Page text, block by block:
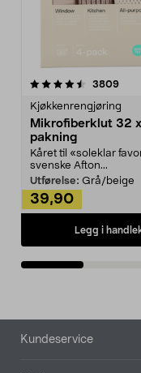
3809
Kjøkkenrengjøring
Mikrofiberklut 32
pakning
Kåret til «soleklar
svenske Afton...
Utførelse: Grå/beige
39,90
Legg i
4.5av 5 stjerner
Bunntekst
Kundeservice